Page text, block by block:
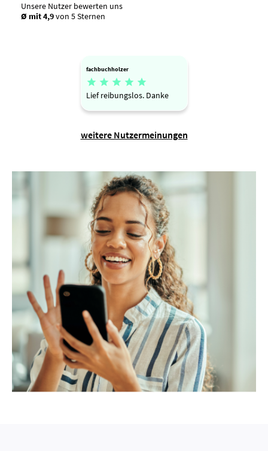
Unsere Nutzer bewerten uns
Ø mit 4,9von 5 Sternen
fachbuchholzer
    
Lief reibungslos. Danke
weitere Nutzermeinungen